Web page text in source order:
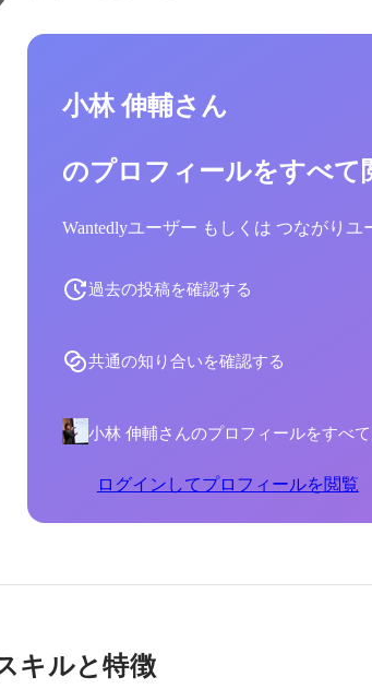
小林 伸輔さん
のプロフィールをすべて
Wantedlyユーザー もしくは つながり
過去の投稿を確認する
共通の知り合いを確認する
小林 伸輔さんのプロフィールをすべ
ログインしてプロフィールを閲覧
キルと特徴